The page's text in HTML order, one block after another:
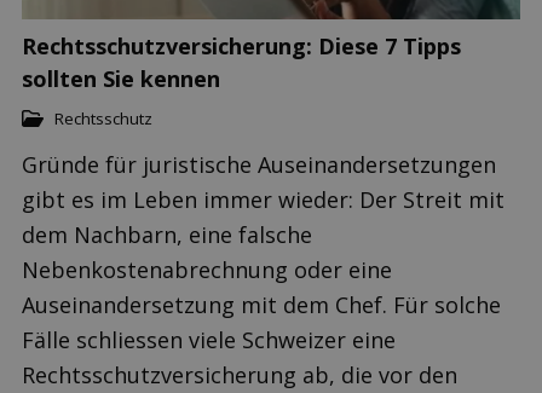
Rechtsschutzversicherung: Diese 7 Tipps
sollten Sie kennen
Rechtsschutz
Gründe für juristische Auseinandersetzungen
gibt es im Leben immer wieder: Der Streit mit
dem Nachbarn, eine falsche
Nebenkostenabrechnung oder eine
Auseinandersetzung mit dem Chef. Für solche
Fälle schliessen viele Schweizer eine
Rechtsschutzversicherung ab, die vor den